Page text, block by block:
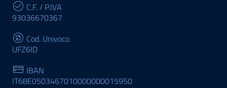
C.F. / P.IVA
93036670367
Cod. Univoco
UFZ6ID
IBAN
IT68E0503467010000000015950